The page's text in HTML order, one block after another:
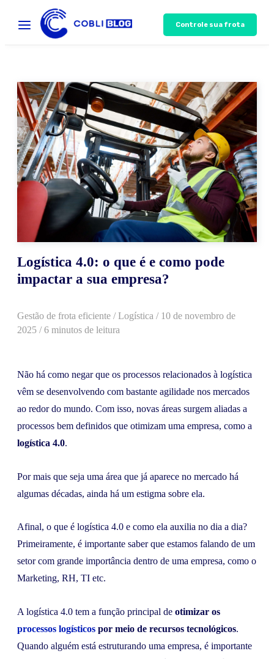
Controle sua frota
Logística 4.0: o que é e como pode
impactar a sua empresa?
Gestão de frota eficiente /Logística / 10 de novembro de
2025 / 6 minutos de leitura
Não há como negar que os processos relacionados à logística
vêm se desenvolvendo com bastante agilidade nos mercados
ao redor do mundo. Com isso, novas áreas surgem aliadas a
processos bem definidos que otimizam uma empresa, como a
logística 4.0.
Por mais que seja uma área que já aparece no mercado há
algumas décadas, ainda há um estigma sobre ela.
Afinal, o que é logística 4.0 e como ela auxilia no dia a dia?
Primeiramente, é importante saber que estamos falando de um
setor com grande importância dentro de uma empresa, como o
Marketing, RH, TI etc.
A logística 4.0 tem a função principal de otimizar os
processos logísticos por meio de recursos tecnológicos.
Quando alguém está estruturando uma empresa, é importante